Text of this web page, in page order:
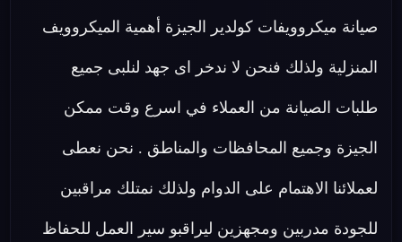
صيانة ميكروويفات كولدير الجيزة أهمية الميكروويف
المنزلية ولذلك فنحن لا ندخر اى جهد لنلبى جميع
طلبات الصيانة من العملاء في اسرع وقت ممكن
الجيزة وجميع المحافظات والمناطق . نحن نعطى
لعملائنا الاهتمام على الدوام ولذلك نمتلك مراقبين
للجودة مدربين ومجهزين ليراقبو سير العمل للحفاظ